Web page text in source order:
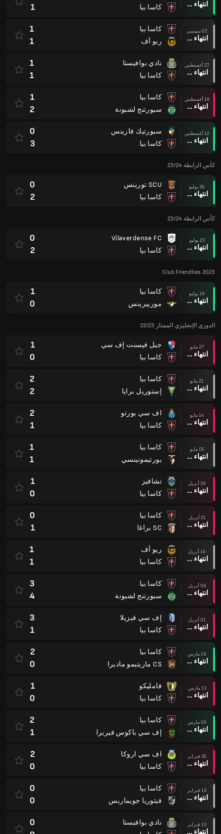
انتهاء وقت المباراة كاسا بيا 1
02 سبتمبر
انتهاء وقت المباراة
كاسا بيا
ريو أف
1
1
27 أغسطس
انتهاء وقت المباراة
نادي بوافيستا
كاسا بيا
1
1
18 أغسطس
انتهاء وقت المباراة
كاسا بيا
سبورتنج لشبونة
1
2
12 أغسطس
انتهاء وقت المباراة
سبورتيك فارينس
كاسا بيا
0
3
كأس الرابطة 23/24
30 يوليو
انتهاء وقت المباراة
SCU تورينس
كاسا بيا
0
2
كأس الرابطة 23/24
23 يوليو
انتهاء وقت المباراة
Vilaverdense FC
كاسا بيا
0
2
Club Friendlies 2023
19 يوليو
انتهاء وقت المباراة
كاسا بيا
مورييرينس
1
0
الدوري الإنجليزي الممتاز 22/23
27 مايو
انتهاء وقت المباراة
جيل فيسنت إف سي
كاسا بيا
1
0
21 مايو
انتهاء وقت المباراة
كاسا بيا
إستوريل برايا
2
2
14 مايو
انتهاء وقت المباراة
اف سي بورتو
كاسا بيا
2
1
05 مايو
انتهاء وقت المباراة
كاسا بيا
بورتيمونينسي
1
1
29 أبريل
انتهاء وقت المباراة
تشافيز
كاسا بيا
1
0
21 أبريل
انتهاء وقت المباراة
كاسا بيا
SC براغا
0
1
16 أبريل
انتهاء وقت المباراة
ريو أف
كاسا بيا
1
1
09 أبريل
انتهاء وقت المباراة
كاسا بيا
سبورتنج لشبونة
3
4
01 أبريل
انتهاء وقت المباراة
إف سي فيزيلا
كاسا بيا
3
1
19 مارس
انتهاء وقت المباراة
كاسا بيا
CS ماريتيمو ماديرا
2
0
13 مارس
انتهاء وقت المباراة
فامليكو
كاسا بيا
1
0
06 مارس
انتهاء وقت المباراة
كاسا بيا
إف سي باكوس فيريرا
2
1
25 فبراير
انتهاء وقت المباراة
اف سي اروكا
كاسا بيا
2
0
19 فبراير
انتهاء وقت المباراة
كاسا بيا
فيتوريا جويماريس
0
0
13 فبراير
انتهاء وقت المباراة
نادي بوافيستا
0